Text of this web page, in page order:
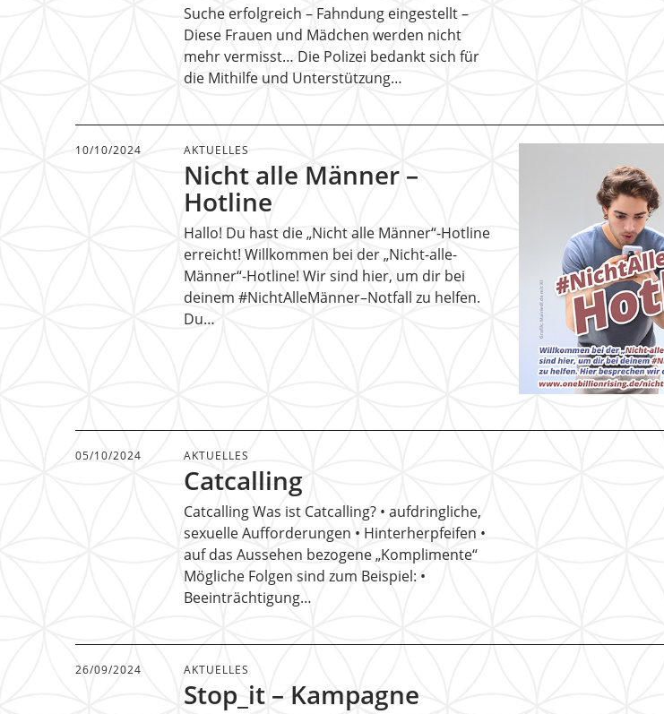
Suche erfolgreich – Fahndung eingestellt –
Diese Frauen und Mädchen werden nicht
mehr vermisst… Die Polizei bedankt sich für
die Mithilfe und Unterstützung…
10/10/2024 AKTUELLES
Nicht alle Männer –
Hotline
Hallo! Du hast die „Nicht alle Männer“-Hotline
erreicht! Willkommen bei der „Nicht-alle-
Männer“-Hotline! Wir sind hier, um dir bei
deinem #NichtAlleMänner–Notfall zu helfen.
Du…
05/10/2024 AKTUELLES
Catcalling
Catcalling Was ist Catcalling? • aufdringliche,
sexuelle Aufforderungen • Hinterherpfeifen •
auf das Aussehen bezogene „Komplimente“
Mögliche Folgen sind zum Beispiel: •
Beeinträchtigung…
26/09/2024 AKTUELLES
Stop_it – Kampagne